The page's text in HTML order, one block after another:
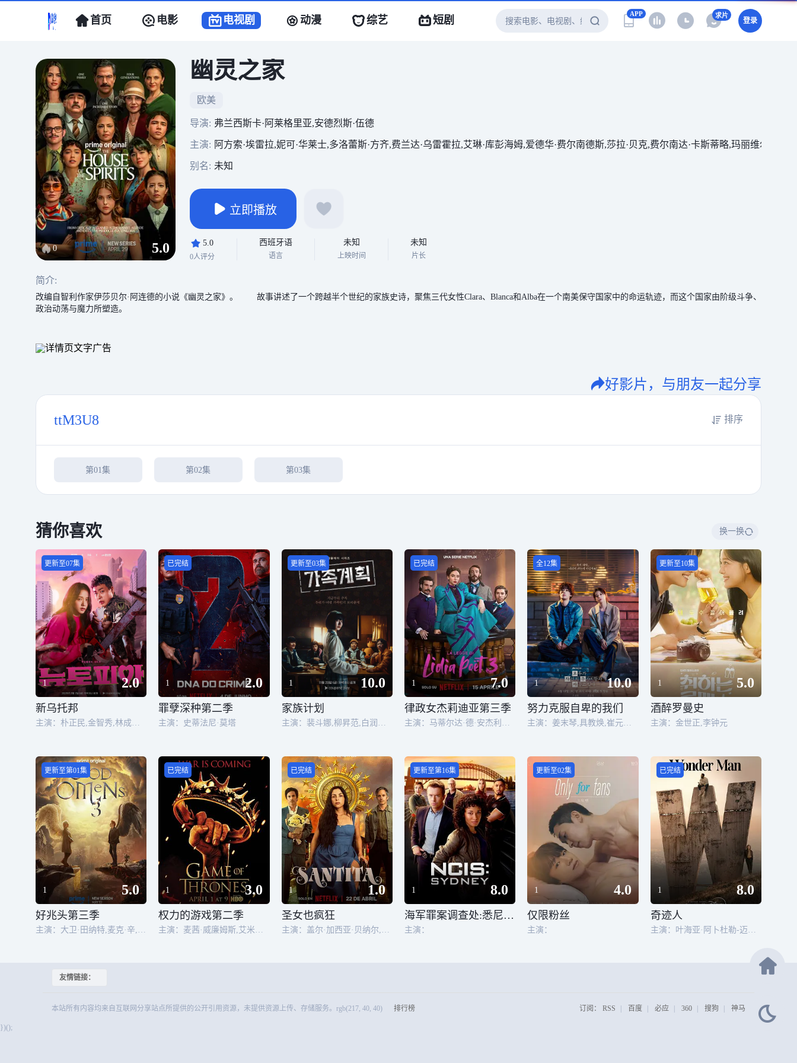
首页 电影 电视剧 动漫 综艺 短剧
APP 求片
登录
0 5.0
幽灵之家
欧美
导演: 弗兰西斯卡·阿莱格里亚,安德烈斯·伍德
主演: 阿方索·埃雷拉,妮可·华莱士,多洛蕾斯·方齐,费兰达·乌雷霍拉,艾琳·库彭海姆,爱德华·费尔南德斯,莎拉·贝克,费尔南达·卡斯蒂略,玛丽维尔·贝
别名: 未知
立即播放
5.0
0人评分
西班牙语
语言
未知
上映时间
未知
片长
简介:
改编自智利作家伊莎贝尔·阿连德的小说《幽灵之家》。 故事讲述了一个跨越半个世纪的家族史诗，聚焦三代女性Clara、Blanca和Alba在一个南美保守国家中的命运轨迹，而这个国家由阶级斗争、
政治动荡与魔力所塑造。
好影片，与朋友一起分享
ttM3U8 排序
第01集 第02集 第03集
猜你喜欢 换一换
1 2.0
更新至07集
新乌托邦
主演：朴正民,金智秀,林成宰,金俊翰,洪瑞熙,姜泳锡,李学周,汤峻相,金政振
1 2.0
已完结
罪孽深种第二季
主演：史蒂法尼·莫塔
1 10.0
更新至03集
家族计划
主演：裴斗娜,柳昇范,白润植,朴所罗门,李琇仙
1 7.0
已完结
律政女杰莉迪亚第三季
主演：马蒂尔达·德·安杰利斯,安东尼奥·布鲁斯凯塔
1 10.0
全12集
努力克服自卑的我们
主演：姜末琴,具教焕,崔元英,高允贞,赵祐镇,朴解浚,吴正世,韩善伙
1 5.0
更新至10集
酒醉罗曼史
主演：金世正,李钟元
1 5.0
更新至第01集
好兆头第三季
1 3.0
已完结
权力的游戏第二季
1 1.0
已完结
圣女也疯狂
1 8.0
更新至第16集
海军罪案调查处:悉尼第三季
主演：
1 4.0
更新至02集
仅限粉丝
主演：
1 8.0
已完结
奇迹人
友情链接：
本站所有内容均来自互联网分享站点所提供的公开引用资源，未提供资源上传、存储服务。rgb(217, 40, 40) 排行榜 订阅： RSS 百度 必应 360 搜狗 神马
})();